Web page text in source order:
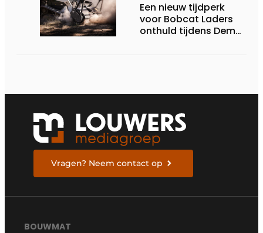
Een nieuw tijdperk
voor Bobcat Laders
onthuld tijdens Demo
Vragen? Neem contact op
BOUWMAT